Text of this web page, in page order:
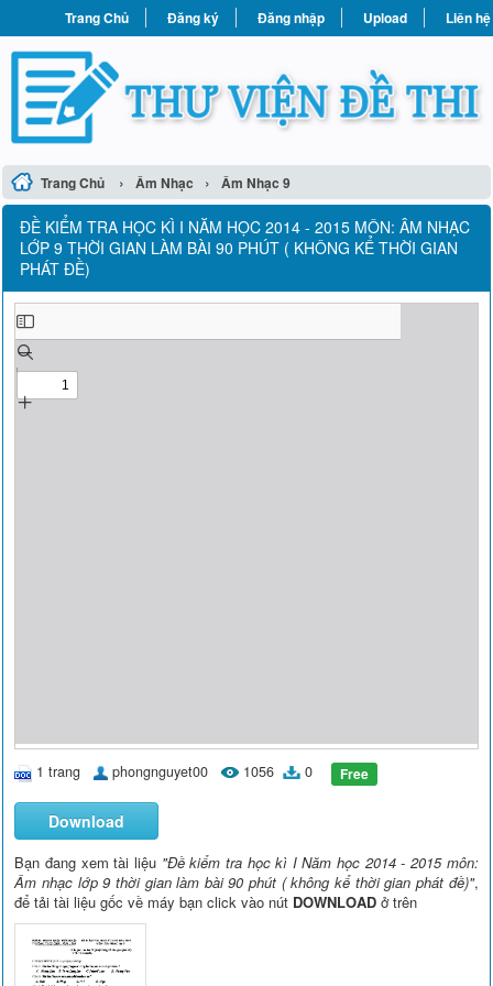
Trang Chủ Đăng ký Đăng nhập Upload Liên hệ
Trang Chủ › Âm Nhạc › Âm Nhạc 9
ĐỀ KIỂM TRA HỌC KÌ I NĂM HỌC 2014 - 2015 MÔN: ÂM NHẠC
LỚP 9 THỜI GIAN LÀM BÀI 90 PHÚT ( KHÔNG KỂ THỜI GIAN
PHÁT ĐỀ)
1 trang phongnguyet00 1056 0 Free
Download
Bạn đang xem tài liệu "Đề kiểm tra học kì I Năm học 2014 - 2015 môn:
Âm nhạc lớp 9 thời gian làm bài 90 phút ( không kể thời gian phát đề)",
để tải tài liệu gốc về máy bạn click vào nút DOWNLOAD ở trên